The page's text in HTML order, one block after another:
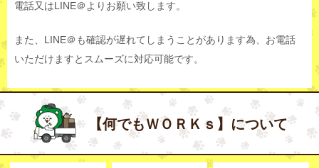
電話又はLINE＠よりお願い致します。
また、LINE＠も確認が遅れてしまうことがあります為、お電話
いただけますとスムーズに対応可能です。
【何でもＷＯＲＫｓ】について